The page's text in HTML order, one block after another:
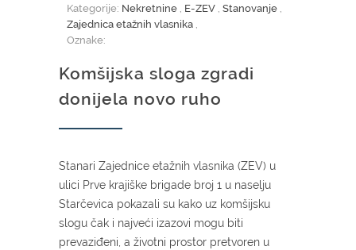
Kategorije: Nekretnine , E-ZEV , Stanovanje ,
Zajednica etažnih vlasnika ,
Oznake:
Komšijska sloga zgradi
donijela novo ruho
Stanari Zajednice etažnih vlasnika (ZEV) u
ulici Prve krajiške brigade broj 1 u naselju
Starčevica pokazali su kako uz komšijsku
slogu čak i najveći izazovi mogu biti
prevaziđeni, a životni prostor pretvoren u